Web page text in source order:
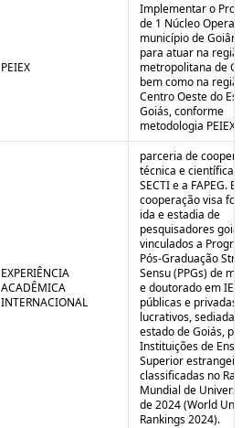
PEIEX
Implementar o
de 1 Núcleo
município de
para atuar na
metropolitana de
bem como na
Centro Oeste do
Goiás, conforme
metodologia PEIEX.
EXPERIÊNCIA
ACADÊMICA
INTERNACIONAL
parceria de
técnica e científica
SECTI e a FAPEG.
cooperação visa
ida e estadia de
pesquisadores
vinculados a
Pós-Graduação
Sensu (PPGs) de
e doutorado em IES
públicas e privadas
lucrativos,
estado de Goiás,
Instituições de
Superior
classificadas no
Mundial de
de 2024 (World
Rankings 2024).